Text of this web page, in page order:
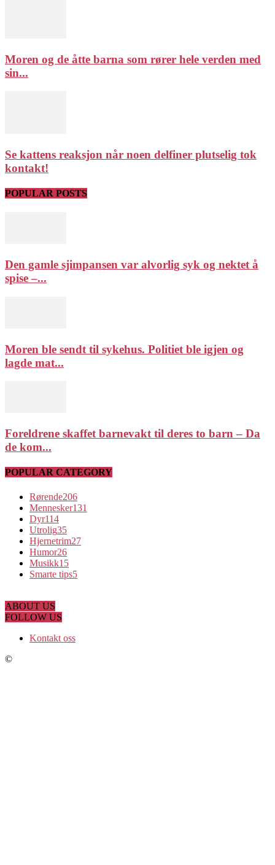
Moren og de åtte barna som rører hele verden med
sin...
Se kattens reaksjon når noen delfiner plutselig tok
kontakt!
POPULAR POSTS
Den gamle sjimpansen var alvorlig syk og nektet å
spise –...
Moren ble sendt til sykehus. Politiet ble igjen og
lagde mat...
Foreldrene skaffet barnevakt til deres to barn – Da
de kom...
POPULAR CATEGORY
Rørende206
Mennesker131
Dyr114
Utrolig35
Hjernetrim27
Humor26
Musikk15
Smarte tips5
ABOUT US
FOLLOW US
Kontakt oss
©